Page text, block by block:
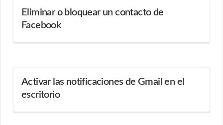
Eliminar o bloquear un contacto de
Facebook
Activar las notificaciones de Gmail en el
escritorio